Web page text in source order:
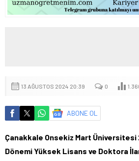
13 AĞUSTOS 2024 20:39 0
ABONE OL
Çanakkale Onsekiz Mart Üniversitesi
Dönemi Yüksek Lisans ve Doktora